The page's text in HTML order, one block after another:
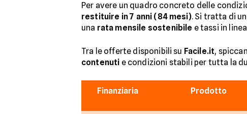
Per avere un quadro concreto delle
restituire in 7 anni (84 mesi). Si tratta di
una rata mensile sostenibile e tassi in
Tra le offerte disponibili su Facile.it,
contenuti e condizioni stabili per tutta la
Finanziaria Prodotto